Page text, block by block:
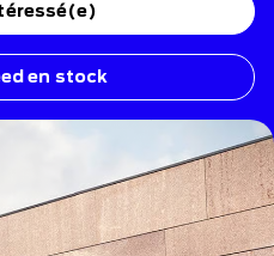
en stock